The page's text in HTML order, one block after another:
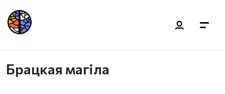
Брацкая магіла